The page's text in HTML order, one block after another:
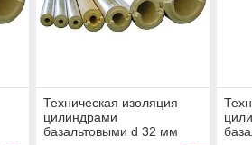
Техническая изоляция
цилиндрами
базальтовыми d 32 мм